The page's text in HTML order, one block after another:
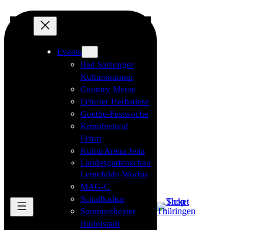
Events
Bad Salzunger
Kultursommer
Country Messe
Erfurter Herbstlese
Goethe-Festwoche
Krimifestival
Erfurt
KulturArena Jena
Landesgartenschau
Leinefelde-Worbis
MAG-C
Schallkultur
Sommertheater
Rudolstadt